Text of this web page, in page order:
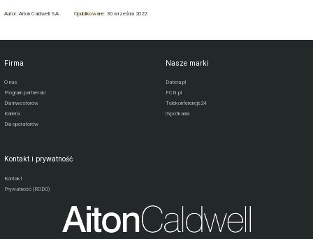
Autor:Aiton Caldwell SA Opublikowane: 30 września 2022
Firma
O nas
Program partnerski
Dla inwestorów
Kariera
Dla operatorów
Nasze marki
Datera.pl
FCN.pl
Telekonferencje24
iSpotkania
Kontakt i prywatność
Kontakt
Prywatność (RODO)